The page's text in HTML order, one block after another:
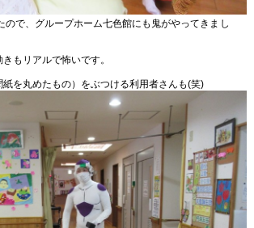
ので、グループホーム七色館にも鬼がやってきまし
もリアルで怖いです。
紙を丸めたもの）をぶつける利用者さんも(笑)